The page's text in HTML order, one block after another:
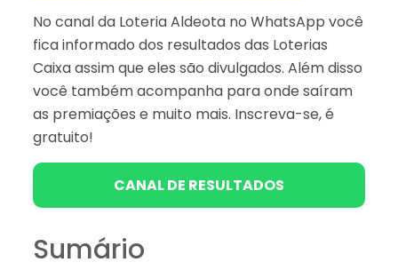
No canal da Loteria Aldeota no WhatsApp você
fica informado dos resultados das Loterias
Caixa assim que eles são divulgados. Além disso
você também acompanha para onde saíram
as premiações e muito mais. Inscreva-se, é
gratuito!
CANAL DE RESULTADOS
Sumário